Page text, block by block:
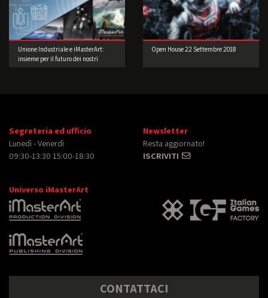
Unione Industriale e iMasterArt:
insieme per il futuro dei nostri
Open House 22 Settembre 2018
Segreteria ed ufficio
Lunedì - Venerdì
09:30-13:30 15:00-18:30
Newsletter
Resta aggiornato!
ISCRIVITI
Universo iMasterArt
CONTATTACI